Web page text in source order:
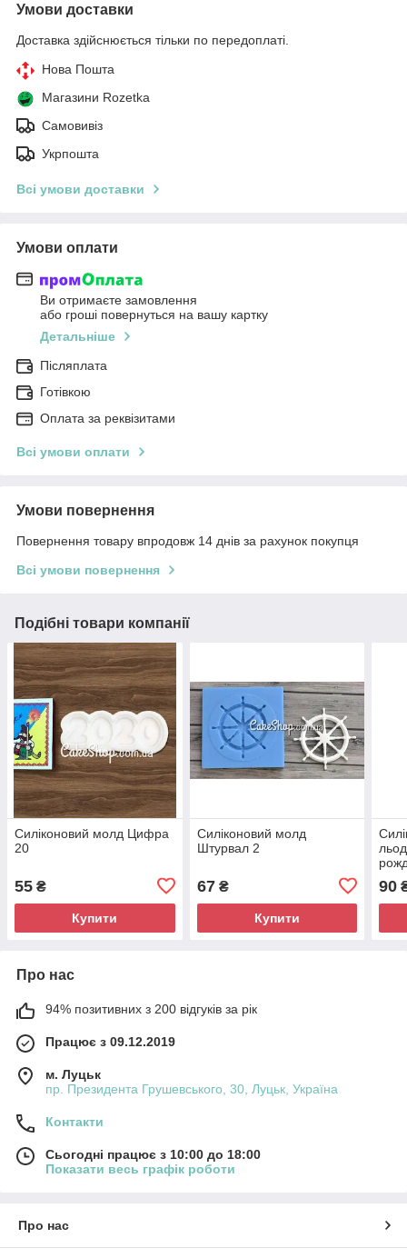
Умови доставки
Доставка здійснюється тільки по передоплаті.
Нова Пошта
Магазини Rozetka
Самовивіз
Укрпошта
Всі умови доставки
Умови оплати
Ви отримаєте замовлення
або гроші повернуться на вашу картку
Детальніше
Післяплата
Готівкою
Оплата за реквізитами
Всі умови оплати
Умови повернення
Повернення товару впродовж 14 днів за рахунок покупця
Всі умови повернення
Подібні товари компанії
Силіконовий молд Цифра
20
55 ₴
Купити
Силіконовий молд
Штурвал 2
67₴
Купити
90
Про нас
94% позитивних з 200 відгуків за рік
Працює з 09.12.2019
м. Луцьк
пр. Президента Грушевського, 30, Луцьк, Україна
Контакти
Сьогодні працює з 10:00 до 18:00
Показати весь графік роботи
Про нас